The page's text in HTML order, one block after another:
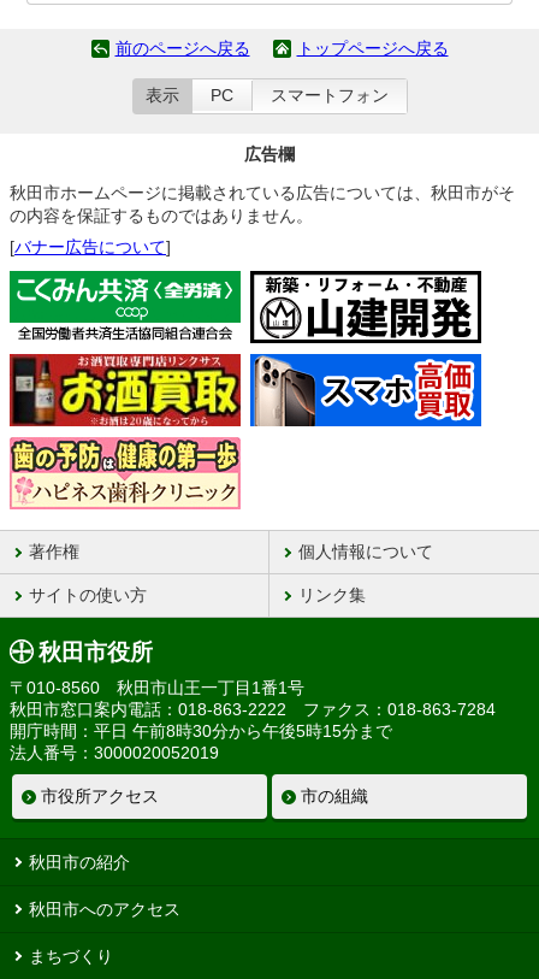
前のページへ戻る トップページへ戻る
表示 PC スマートフォン
広告欄
秋田市ホームページに掲載されている広告については、秋田市がそ
の内容を保証するものではありません。
[バナー広告について]
著作権 個人情報について
サイトの使い方 リンク集
秋田市役所
〒010-8560 秋田市山王一丁目1番1号
秋田市窓口案内電話：018-863-2222 ファクス：018-863-7284
開庁時間：平日 午前8時30分から午後5時15分まで
法人番号：3000020052019
市役所アクセス 市の組織
秋田市の紹介
秋田市へのアクセス
まちづくり